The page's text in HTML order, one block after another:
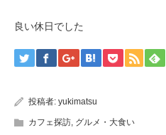
良い休日でした
投稿者: yukimatsu
カフェ探訪, グルメ・大食い